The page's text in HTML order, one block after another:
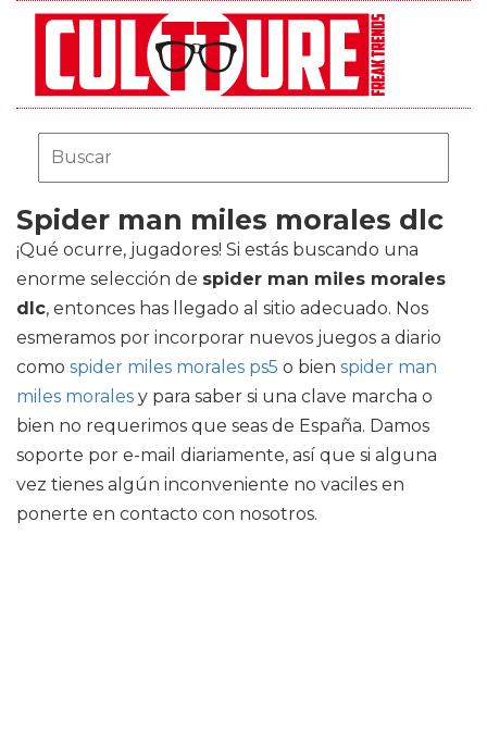
Spider man miles morales dlc
¡Qué ocurre, jugadores! Si estás buscando una
enorme selección de spider man miles morales
dlc, entonces has llegado al sitio adecuado. Nos
esmeramos por incorporar nuevos juegos a diario
como spider miles morales ps5 o bien spider man
miles morales y para saber si una clave marcha o
bien no requerimos que seas de España. Damos
soporte por e-mail diariamente, así que si alguna
vez tienes algún inconveniente no vaciles en
ponerte en contacto con nosotros.